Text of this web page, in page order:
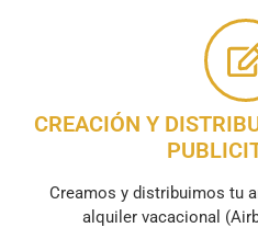
CREACIÓN Y
Creamos y distribuimos tu
alquiler vacacional